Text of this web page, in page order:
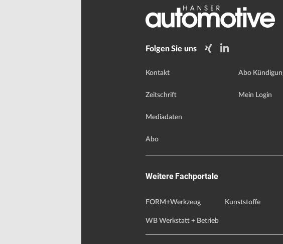
Folgen Sie uns
Kontakt
Zeitschrift
Mediadaten
Abo
Abo
Mein Login
Weitere Fachportale
FORM+Werkzeug Kunststoffe
WB Werkstatt + Betrieb